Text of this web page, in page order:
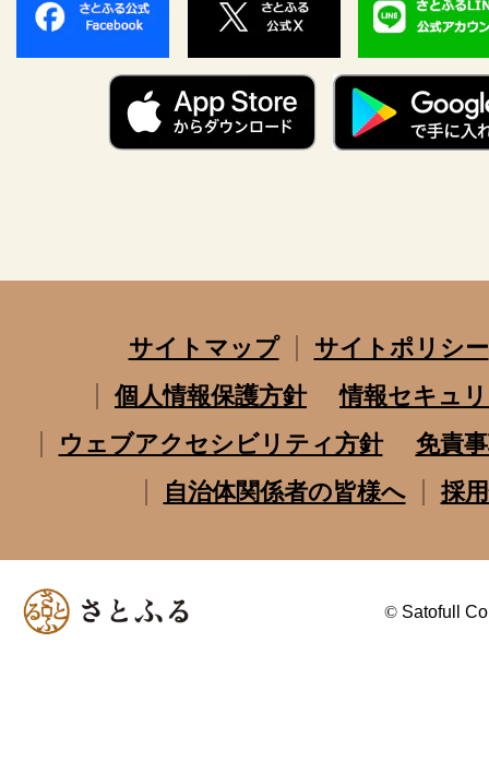
サイトマップ
サイトポリシー
個人情報保護方針
情報セキュ
ウェブアクセシビリティ方針
免責
自治体関係者の皆様へ
採
© Satofull